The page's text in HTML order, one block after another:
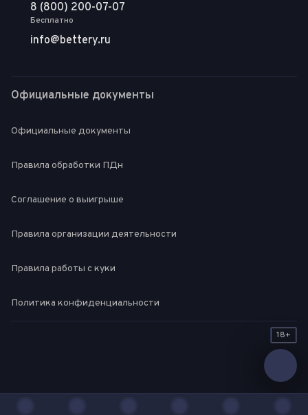
8 (800) 200-07-07
Бесплатно
info@bettery.ru
Официальные документы
Официальные документы
Правила обработки ПДн
Соглашение о выигрыше
Правила организации деятельности
Правила работы с куки
Политика конфиденциальности
18+